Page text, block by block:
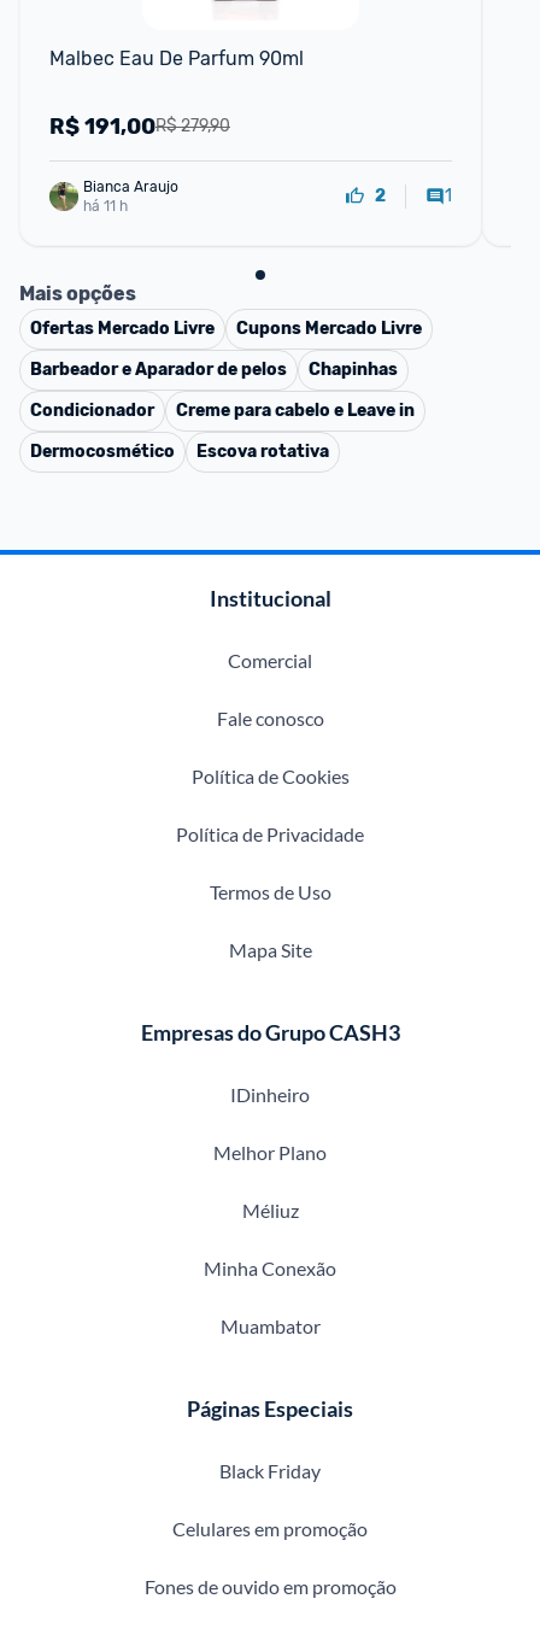
Malbec Eau De Parfum 90ml
R$ 279,90
R$191,00
Bianca Araujo
há 11 h
2 1
Mais opções
Ofertas Mercado Livre Cupons Mercado Livre
Barbeador e Aparador de pelos
Chapinhas
Condicionador
Creme para cabelo e Leave in
Dermocosmético
Escova rotativa
Institucional
Comercial
Fale conosco
Política de Cookies
Política de Privacidade
Termos de Uso
Mapa Site
Empresas do Grupo CASH3
IDinheiro
Melhor Plano
Méliuz
Minha Conexão
Muambator
Páginas Especiais
Black Friday
Celulares em promoção
Fones de ouvido em promoção